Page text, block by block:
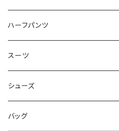
50/XL～
48/L
50/XL～
46/M
48/L
50/XL～
～44/S
46/M
48/L
50/XL～
ハーフパンツ
～44/S
46/M
48/L
スーツ
～44/S
46/M
シューズ
～25.5cm
バッグ